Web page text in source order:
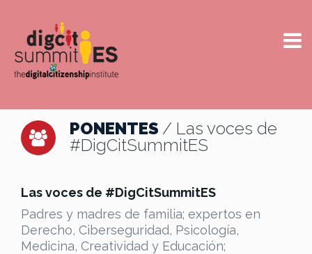
PONENTES / Las voces de
#DigCitSummitES
Las voces de #DigCitSummitES
Padres y madres de familia; expertos en
Derecho, Ciberseguridad, Psicología,
Medicina, Creatividad y Educación;